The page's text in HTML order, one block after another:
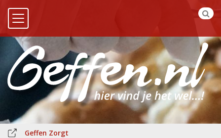
Geffen Zorgt